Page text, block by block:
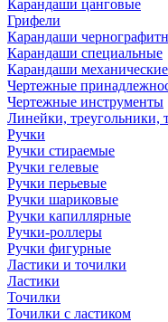
Карандаши цанговые
Грифели
Карандаши
Карандаши специальные
Карандаши механические
Чертежные
Чертежные инструменты
Линейки, треугольники,
Ручки
Ручки стираемые
Ручки гелевые
Ручки перьевые
Ручки шариковые
Ручки капиллярные
Ручки-роллеры
Ручки фигурные
Ластики и точилки
Ластики
Точилки
Точилки с ластиком